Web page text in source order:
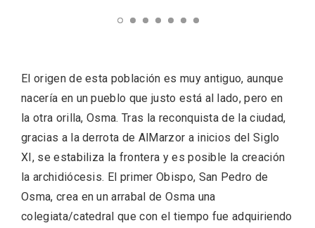
El origen de esta población es muy antiguo, aunque
nacería en un pueblo que justo está al lado, pero en
la otra orilla,Osma. Tras la reconquista de la ciudad,
gracias a la derrota de AlMarzor a inicios del Siglo
XI, se estabiliza la frontera y es posible la creación
la archidiócesis. El primer Obispo, San Pedro de
Osma, crea en un arrabal de Osma una
colegiata/catedral que con el tiempo fue adquiriendo